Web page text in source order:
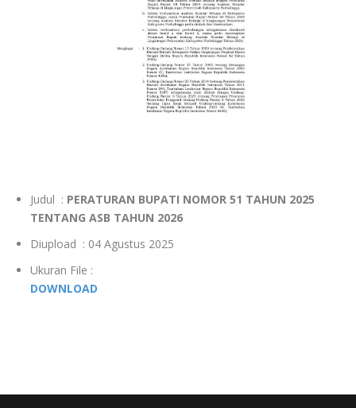
Judul : PERATURAN BUPATI NOMOR 51 TAHUN 2025
TENTANG ASB TAHUN 2026
Diupload : 04 Agustus 2025
Ukuran File :
DOWNLOAD